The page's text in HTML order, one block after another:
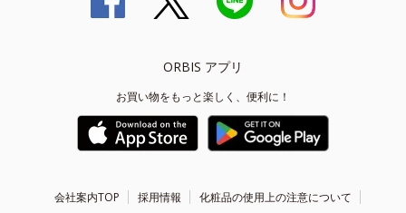
ORBIS アプリ
お買い物をもっと楽しく、便利に！
会社案内TOP 採用情報 化粧品の使用上の注意について